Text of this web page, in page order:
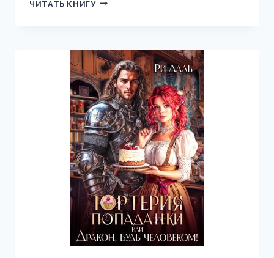
ЧИТАТЬ КНИГУ